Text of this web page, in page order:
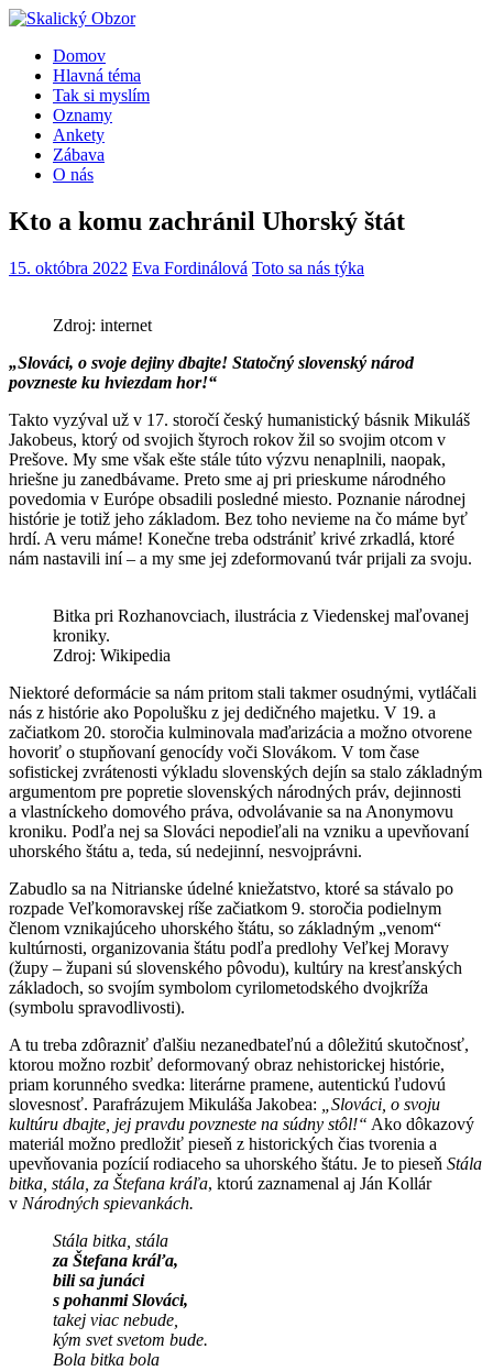
Domov
Hlavná téma
Tak si myslím
Oznamy
Ankety
Zábava
O nás
Kto a komu zachránil Uhorský štát
15. októbra 2022 Eva Fordinálová Toto sa nás týka
Zdroj: internet
„Slováci, o svoje dejiny dbajte! Statočný slovenský národ
povzneste ku hviezdam hor!“
Takto vyzýval už v 17. storočí český humanistický básnik Mikuláš
Jakobeus, ktorý od svojich štyroch rokov žil so svojim otcom v
Prešove. My sme však ešte stále túto výzvu nenaplnili, naopak,
hriešne ju zanedbávame. Preto sme aj pri prieskume národného
povedomia v Európe obsadili posledné miesto. Poznanie národnej
histórie je totiž jeho základom. Bez toho nevieme na čo máme byť
hrdí. A veru máme! Konečne treba odstrániť krivé zrkadlá, ktoré
nám nastavili iní – a my sme jej zdeformovanú tvár prijali za svoju.
Bitka pri Rozhanovciach, ilustrácia z Viedenskej maľovanej
kroniky.
Zdroj: Wikipedia
Niektoré deformácie sa nám pritom stali takmer osudnými, vytláčali
nás z histórie ako Popolušku z jej dedičného majetku. V 19. a
začiatkom 20. storočia kulminovala maďarizácia a možno otvorene
hovoriť o stupňovaní genocídy voči Slovákom. V tom čase
sofistickej zvrátenosti výkladu slovenských dejín sa stalo základným
argumentom pre popretie slovenských národných práv, dejinnosti
a vlastníckeho domového práva, odvolávanie sa na Anonymovu
kroniku. Podľa nej sa Slováci nepodieľali na vzniku a upevňovaní
uhorského štátu a, teda, sú nedejinní, nesvojprávni.
Zabudlo sa na Nitrianske údelné kniežatstvo, ktoré sa stávalo po
rozpade Veľkomoravskej ríše začiatkom 9. storočia podielnym
členom vznikajúceho uhorského štátu, so základným „venom“
kultúrnosti, organizovania štátu podľa predlohy Veľkej Moravy
(župy – župani sú slovenského pôvodu), kultúry na kresťanských
základoch, so svojím symbolom cyrilometodského dvojkríža
(symbolu spravodlivosti).
A tu treba zdôrazniť ďalšiu nezanedbateľnú a dôležitú skutočnosť,
ktorou možno rozbiť deformovaný obraz nehistorickej histórie,
priam korunného svedka: literárne pramene, autentickú ľudovú
slovesnosť. Parafrázujem Mikuláša Jakobea:
„Slováci, o svoju
kultúru dbajte, jej pravdu povzneste na súdny stôl!“ Ako dôkazový
materiál možno predložiť pieseň z historických čias tvorenia a
upevňovania pozícií rodiaceho sa uhorského štátu. Je to pieseň Stála
bitka, stála, za Štefana kráľa, ktorú zaznamenal aj Ján Kollár
v Národných spievankách.
Stála bitka, stála
za Štefana kráľa,
bili sa junáci
s pohanmi Slováci,
takej viac nebude,
kým svet svetom bude.
Bola bitka bola